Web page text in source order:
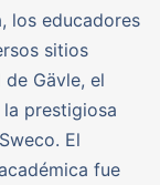
los educadores
sitios
Gävle, el
prestigiosa
El
fue